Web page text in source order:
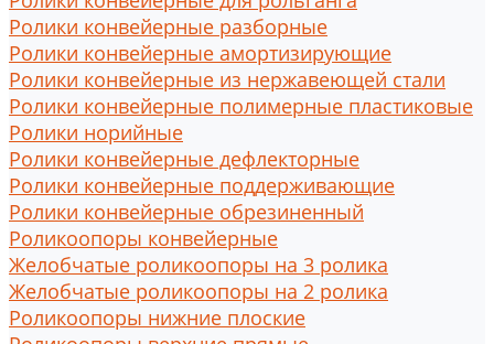
Ролики конвейерные разборные
Ролики конвейерные амортизирующие
Ролики конвейерные из нержавеющей стали
Ролики конвейерные полимерные пластиковые
Ролики норийные
Ролики конвейерные дефлекторные
Ролики конвейерные поддерживающие
Ролики конвейерные обрезиненный
Роликоопоры конвейерные
Желобчатые роликоопоры на 3 ролика
Желобчатые роликоопоры на 2 ролика
Роликоопоры нижние плоские